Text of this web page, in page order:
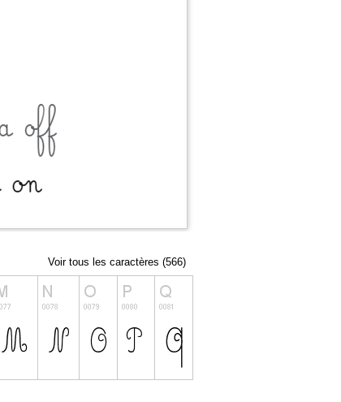
Voir tous les caractères (566)